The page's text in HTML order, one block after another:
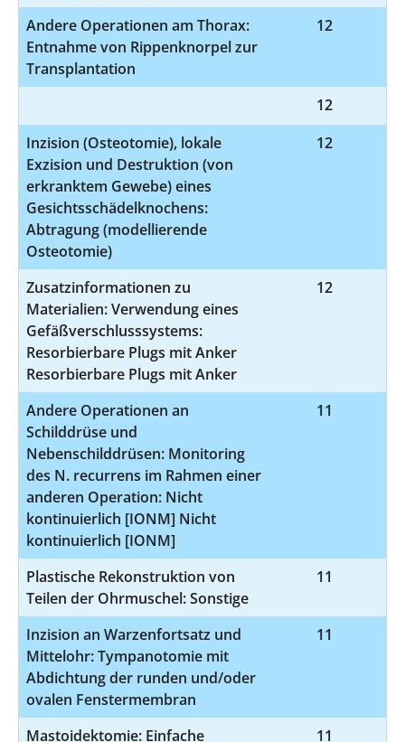
Andere Operationen am Thorax:
Entnahme von Rippenknorpel zur
Transplantation
12
12
Inzision (Osteotomie), lokale
Exzision und Destruktion (von
erkranktem Gewebe) eines
Gesichtsschädelknochens:
Abtragung (modellierende
Osteotomie)
12
Zusatzinformationen zu
Materialien: Verwendung eines
Gefäßverschlusssystems:
Resorbierbare Plugs mit Anker
Resorbierbare Plugs mit Anker
12
Andere Operationen an
Schilddrüse und
Nebenschilddrüsen: Monitoring
des N. recurrens im Rahmen einer
anderen Operation: Nicht
kontinuierlich [IONM] Nicht
kontinuierlich [IONM]
11
Plastische Rekonstruktion von
Teilen der Ohrmuschel: Sonstige
11
Inzision an Warzenfortsatz und
Mittelohr: Tympanotomie mit
Abdichtung der runden und/oder
ovalen Fenstermembran
11
Mastoidektomie: Einfache 11